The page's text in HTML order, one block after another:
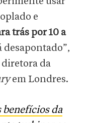
e
trás por 10 a
desapontado”,
da
em Londres.
benefícios da